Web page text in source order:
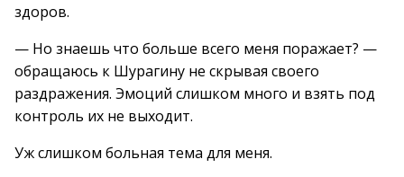
здоров.
— Но знаешь что больше всего меня поражает? —
обращаюсь к Шурагину не скрывая своего
раздражения. Эмоций слишком много и взять под
контроль их не выходит.
Уж слишком больная тема для меня.